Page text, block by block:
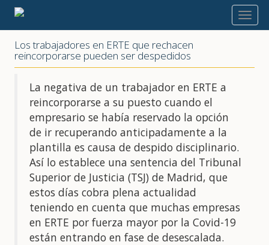
2020
Los trabajadores en ERTE que rechacen
reincorporarse pueden ser despedidos
La negativa de un trabajador en ERTE a
reincorporarse a su puesto cuando el
empresario se había reservado la opción
de ir recuperando anticipadamente a la
plantilla es causa de despido disciplinario.
Así lo establece una sentencia del Tribunal
Superior de Justicia (TSJ) de Madrid, que
estos días cobra plena actualidad
teniendo en cuenta que muchas empresas
en ERTE por fuerza mayor por la Covid-19
están entrando en fase de desescalada.